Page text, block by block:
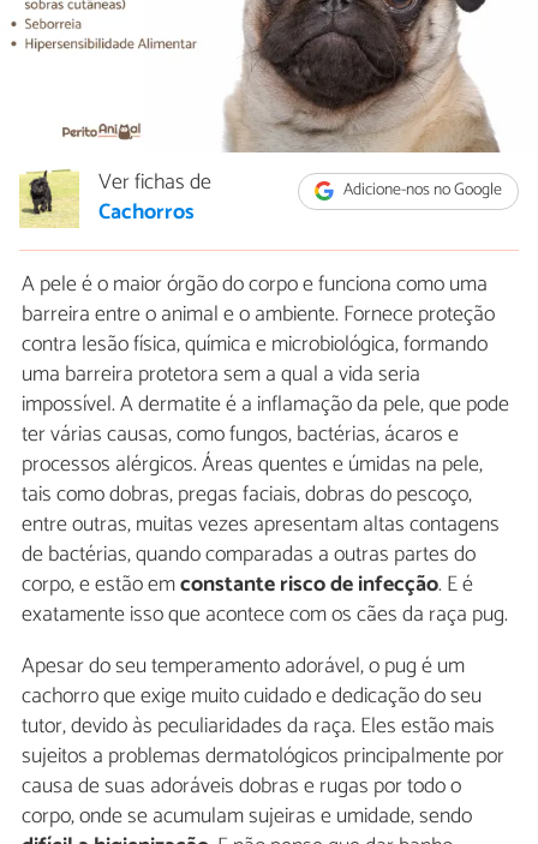
Adicione-nos no Google
Ver fichas de
Cachorros
A pele é o maior órgão do corpo e funciona como uma
barreira entre o animal e o ambiente. Fornece proteção
contra lesão física, química e microbiológica, formando
uma barreira protetora sem a qual a vida seria
impossível. A dermatite é a inflamação da pele, que pode
ter várias causas, como fungos, bactérias, ácaros e
processos alérgicos. Áreas quentes e úmidas na pele,
tais como dobras, pregas faciais, dobras do pescoço,
entre outras, muitas vezes apresentam altas contagens
de bactérias, quando comparadas a outras partes do
corpo, e estão emconstante risco de infecção. E é
exatamente isso que acontece com os cães da raça pug.
Apesar do seu temperamento adorável, o pug é um
cachorro que exige muito cuidado e dedicação do seu
tutor, devido às peculiaridades da raça. Eles estão mais
sujeitos a problemas dermatológicos principalmente por
causa de suas adoráveis dobras e rugas por todo o
corpo, onde se acumulam sujeiras e umidade, sendo